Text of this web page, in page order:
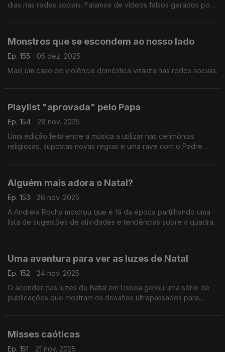
dias nas redes sociais. Falamos de vídeos falsos gerados por
Monstros que se escondem ao nosso lado
Ep. 155
05 dez. 2025
Mais um caso de violência doméstica viraliza nas redes sociais.
Playlist "aprovada" pelo Papa
Ep. 154
28 nov. 2025
Uma edição feita entre a música a utilizar nas cerimónias
religiosas, supostas novas regras e uma rave com o Padre
Alguém mais adora o Natal?
Ep. 153
26 nov. 2025
A Andreia Rocha mostrou que é fã da época partilhando uma
lista de sugestões de atividades e tendências sobre a quadra.
Uma aventura para ver as luzes de Natal
Ep. 152
24 nov. 2025
O acender das luzes de Natal em Lisboa gerou uma série de
publicações que mostram os desafios ultrapassados para
Misses caóticas
Ep. 151 21 nov. 2025